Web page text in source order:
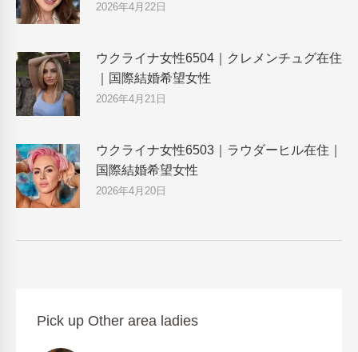
2026年4月22日
ウクライナ女性6504｜クレメンチュグ在住
｜国際結婚希望女性
2026年4月21日
ウクライナ女性6503｜ラウダーヒル在住｜
国際結婚希望女性
2026年4月20日
Pick up Other area ladies